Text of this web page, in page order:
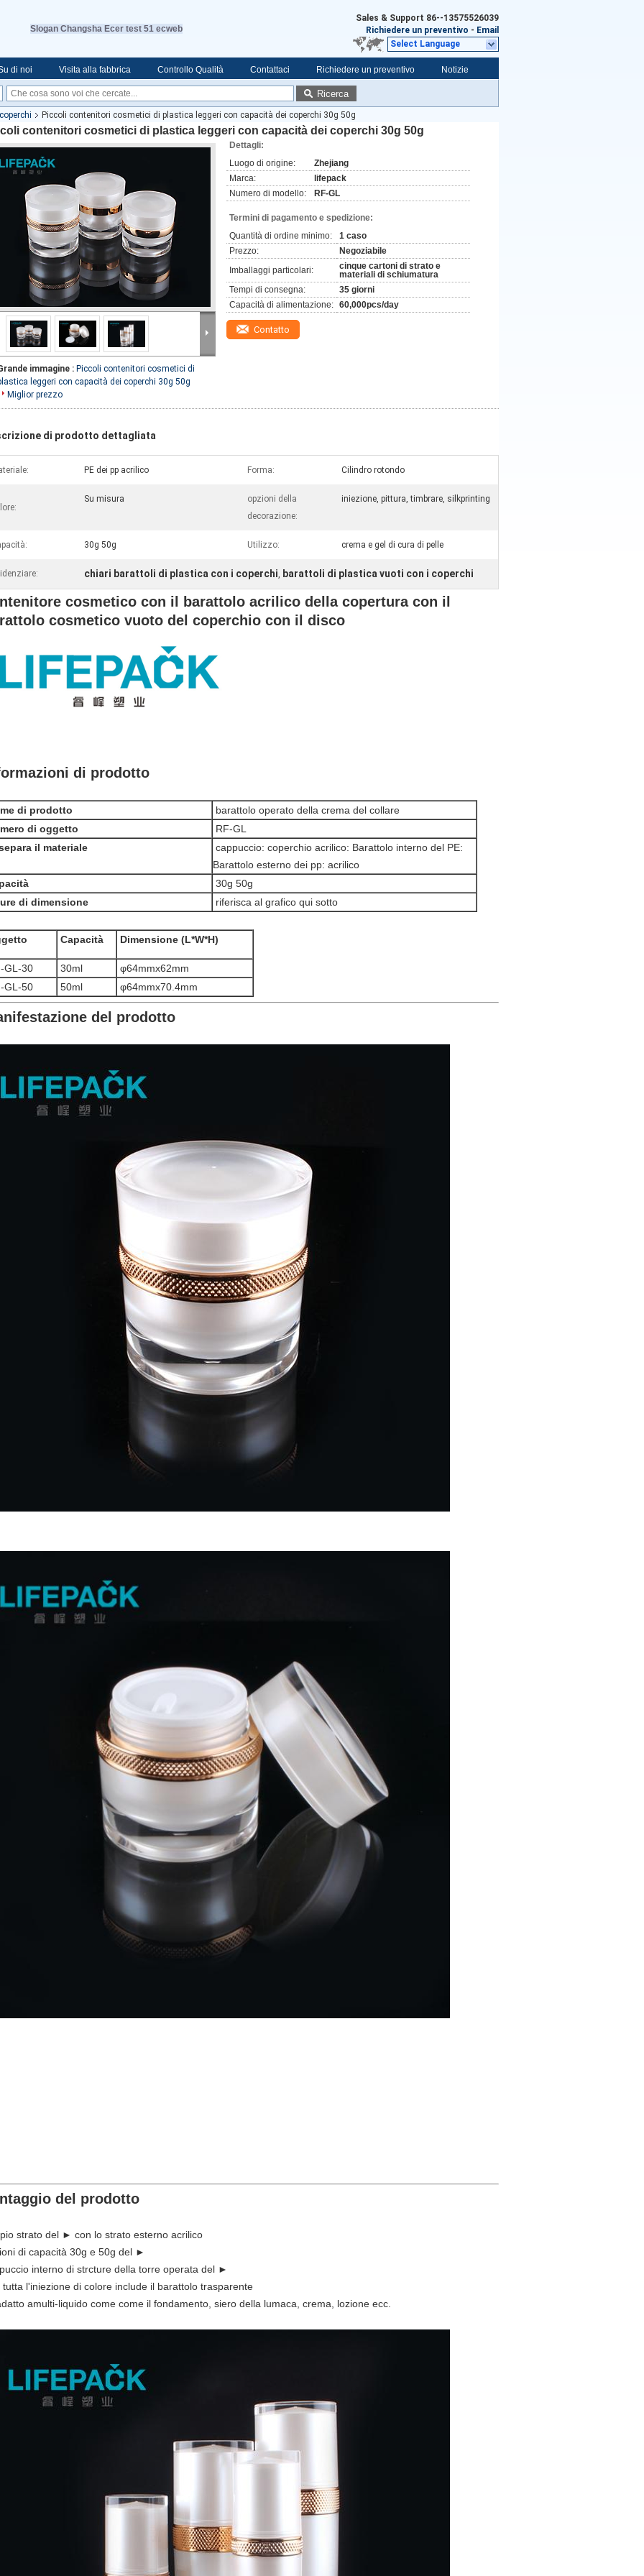
Slogan Changsha Ecer test 51 ecweb
Sales & Support 86--13575526039
Richiedere un preventivo - Email
Select Language
di noi Visita alla fabbrica Controllo Qualità Contattaci Richiedere un preventivo Notizie
Ricerca
Piccoli contenitori cosmetici di plastica leggeri con capacità dei coperchi 30g 50g
contenitori cosmetici di plastica leggeri con capacità dei coperchi 30g 50g
immagine : Piccoli contenitori cosmetici di
leggeri con capacità dei coperchi 30g 50g
Miglior prezzo
Dettagli:
Luogo di origine:
Zhejiang
Marca:
lifepack
Numero di modello:
RF-GL
Termini di pagamento e spedizione:
Quantità di ordine minimo:
1 caso
Prezzo:
Negoziabile
Imballaggi particolari:
cinque cartoni di strato e
materiali di schiumatura
Tempi di consegna:
35 giorni
Capacità di alimentazione: 60,000pcs/day
Contatto
di prodotto dettagliata
PE dei pp acrilico Forma: Cilindro rotondo
Su misura
opzioni della
decorazione:
iniezione, pittura, timbrare, silkprinting
30g 50g Utilizzo: crema e gel di cura di pelle
chiari barattoli di plastica con i coperchi, barattoli di plastica vuoti con i coperchi
cosmetico con il barattolo acrilico della copertura con il
cosmetico vuoto del coperchio con il disco
di prodotto
di prodotto
barattolo operato della crema del collare
di oggetto
RF-GL
il materiale
cappuccio: coperchio acrilico: Barattolo interno del PE:
Barattolo esterno dei pp: acrilico
30g 50g
di dimensione
riferisca al grafico qui sotto
Capacità Dimensione (L*W*H)
GL-30 30ml
φ64mmx62mm
GL-50
50ml φ64mmx70.4mm
del prodotto
del prodotto
strato del ► con lo strato esterno acrilico
di capacità 30g e 50g del ►
interno di strcture della torre operata del ►
l'iniezione di colore include il barattolo trasparente
amulti-liquido come come il fondamento, siero della lumaca, crema, lozione ecc.